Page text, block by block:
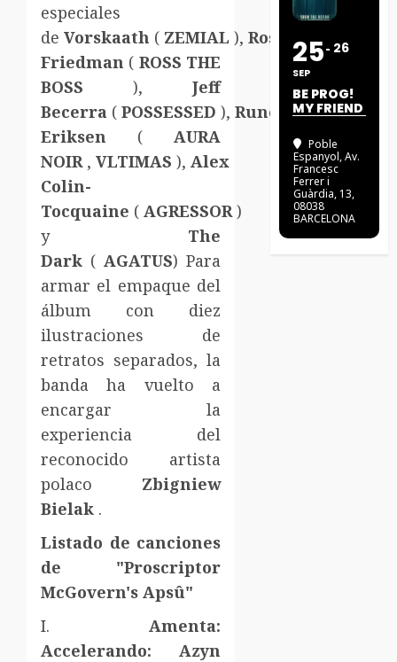
especiales
de Vorskaath ( ZEMIAL ), Ross
Friedman ( ROSS THE
BOSS ),Jeff
Becerra ( POSSESSED ), Rune
Eriksen (AURA
NOIR , VLTIMAS ), Alex
Colin-
Tocquaine ( AGRESSOR )
y The
Dark (AGATUS) Para
armar el empaque del
álbum con diez
ilustraciones de
retratos separados, la
banda ha vuelto a
encargar la
experiencia del
reconocido artista
polaco Zbigniew
Bielak .
Listado de canciones
de "Proscriptor
McGovern's Apsû"
I.Amenta:
Accelerando: Azyn
25
SEP
26
BE PROG!
MY FRIEND
Poble
Espanyol, Av.
Francesc
Ferrer i
Guàrdia, 13,
08038
BARCELONA